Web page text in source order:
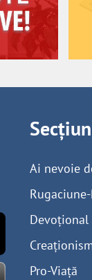
Ai nevoie
Devoțional
Pro-Viață